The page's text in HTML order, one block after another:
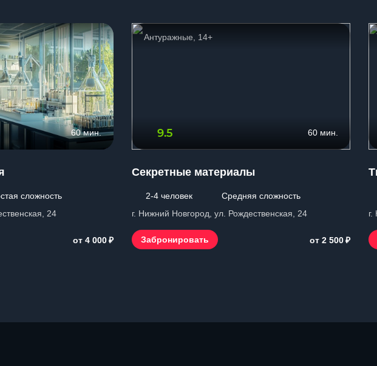
60 мин.
сложность
24
от 4 000₽
Антуражные, 14+
9.5 60 мин.
Секретные материалы
2-4 человек
Средняя сложность
г. Нижний Новгород, ул. Рождественская, 24
Забронировать от 2 500₽